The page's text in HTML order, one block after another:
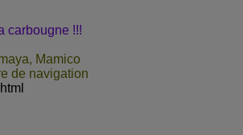
carbougne !!!
Mamico
de navigation